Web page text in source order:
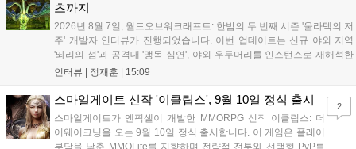
츠까지
2026년 8월 7일, 월드오브워크래프트: 한밤의 두 번째 시즌 '울라텍의 저
주' 개발자 인터뷰가 진행되었습니다. 이번 업데이트는 신규 야외 지역
'똬리의 섬'과 공격대 '맹독 심연', 야외 우두머리를 인스턴스로 재해석한
'소굴'을 포함합니다. 개발진은 하우징 시스템 개선 및 신화+ 던전 로테이
를 표했습니다....
인터뷰 | 정재훈 15:09
스마일게이트 신작 '이클립스', 9월 10일 정식 출시
스마일게이트가 엔픽셀이 개발한 MMORPG 신작 이클립스: 더
어웨이크닝을 오는 9월 10일 정식 출시합니다. 이 게임은 플레이
2